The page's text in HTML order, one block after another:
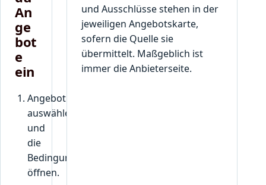
An
ge
bot
e
ein
Angebot
auswählen
und
die
Bedingungen
öffnen.
und Ausschlüsse stehen in der
jeweiligen Angebotskarte,
sofern die Quelle sie
übermittelt. Maßgeblich ist
immer die Anbieterseite.